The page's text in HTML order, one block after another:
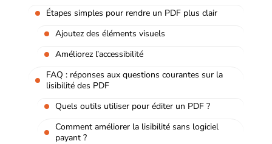
Étapes simples pour rendre un PDF plus clair
Ajoutez des éléments visuels
Améliorez l’accessibilité
FAQ : réponses aux questions courantes sur la
lisibilité des PDF
Quels outils utiliser pour éditer un PDF ?
Comment améliorer la lisibilité sans logiciel
payant ?